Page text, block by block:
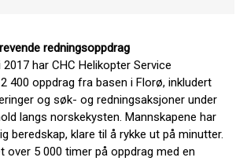
redningsoppdrag
har CHC Helikopter Service
400 oppdrag fra basen i Florø, inkludert
og søk- og redningsaksjoner under
langs norskekysten. Mannskapene har
beredskap, klare til å rykke ut på minutter.
over 5 000 timer på oppdrag med en